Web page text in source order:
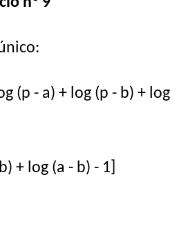
(p - a) + log (p - b) + log
+ log (a - b) - 1]